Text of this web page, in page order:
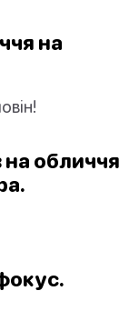
на
на обличчя